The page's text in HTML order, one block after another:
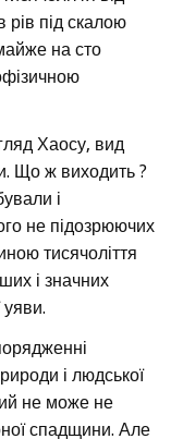
рів під скалою
на сто
Хаосу, вид
Що ж виходить ?
і
не підозрюючих
тисячоліття
і значних
уяви.
і людської
не може не
спадщини. Але